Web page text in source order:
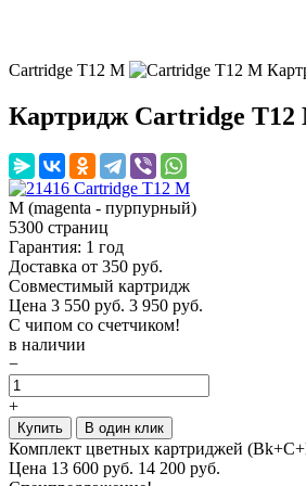
Cartridge T12 M
Картридж Cartridge T12
M (magenta - пурпурный)
5300 страниц
Гарантия: 1 год
Доставка от 350 руб.
Совместимый картридж
Цена 3 550 руб. 3 950 руб.
С чипом со счетчиком!
в наличии
−
+
Купить В один клик
Комплект цветных картриджей
Цена 13 600 руб. 14 200 руб.